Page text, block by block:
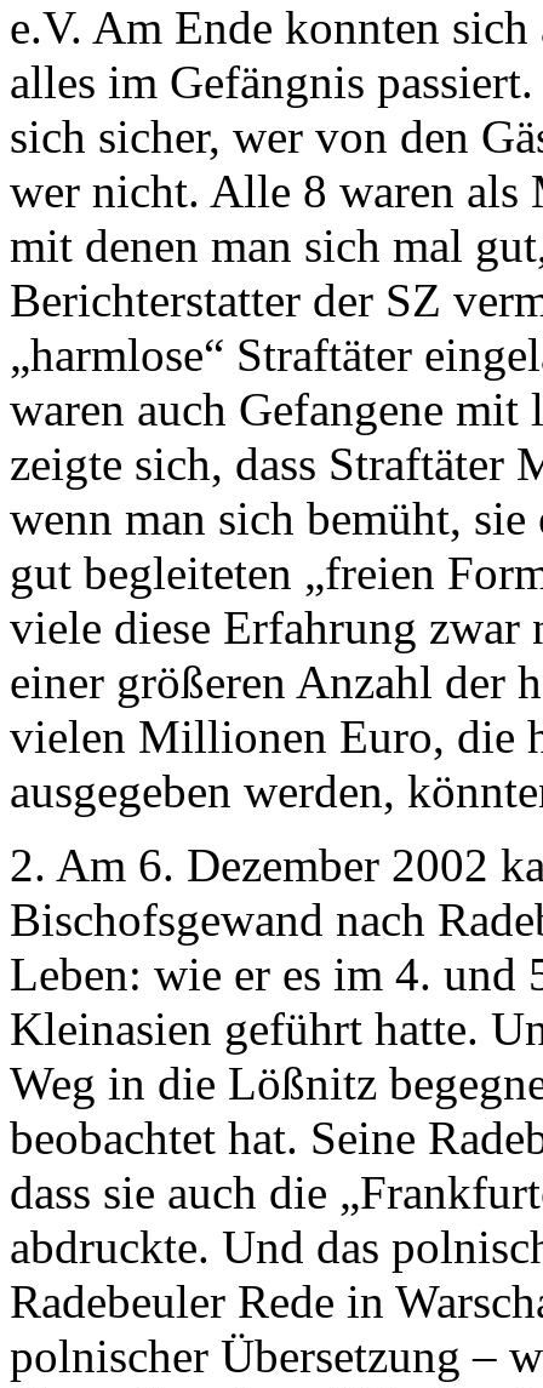
e.V. Am Ende konnten
alles im Gefängnis
sich sicher, wer von den
wer nicht. Alle 8 waren als
mit denen man sich mal
Berichterstatter der SZ
„harmlose“ Straftäter
waren auch Gefangene mit
zeigte sich, dass Straftäter
wenn man sich bemüht,
gut begleiteten „freien
viele diese Erfahrung
einer größeren Anzahl der
vielen Millionen Euro, die
ausgegeben werden,
2. Am 6. Dezember 2002
Bischofsgewand nach
Leben: wie er es im 4. und
Kleinasien geführt hatte.
Weg in die Lößnitz
beobachtet hat. Seine
dass sie auch die
abdruckte. Und das
Radebeuler Rede in
polnischer Übersetzung –